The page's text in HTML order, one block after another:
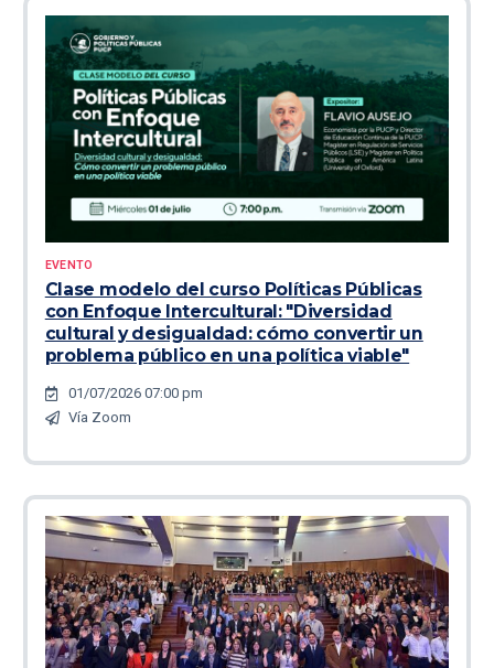
EVENTO
Clase modelo del curso Políticas Públicas
con Enfoque Intercultural: "Diversidad
cultural y desigualdad: cómo convertir un
problema público en una política viable"
01/07/2026 07:00 pm
Vía Zoom